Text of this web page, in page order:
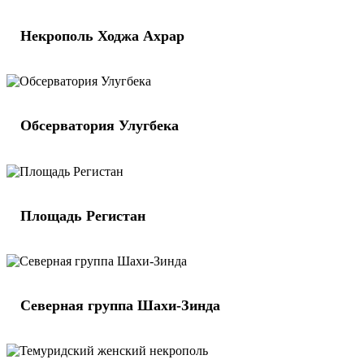
Некрополь Ходжа Ахрар
Обсерватория Улугбека
Площадь Регистан
Северная группа Шахи-Зинда